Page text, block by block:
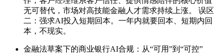
无可替代，市场对高技能金融人才需求持续上涨。 误区
二：强求AI投入短期回本。一年内就要回本、短期内回
本，不现实。
金融法草案下的商业银行AI合规：从“可用”到“可控”